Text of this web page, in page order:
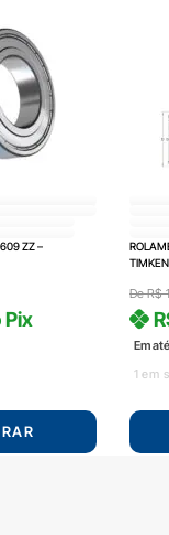
ZZ –
Pix
TIMKEN
DeR$
Em
1 em